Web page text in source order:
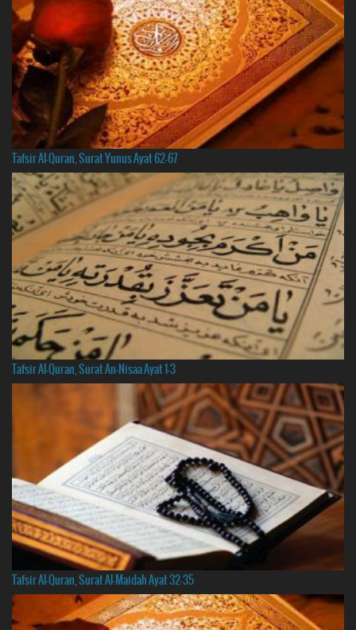
Tafsir Al-Quran, Surat Yunus Ayat 62-67
Tafsir Al-Quran, Surat An-Nisaa Ayat 1-3
Tafsir Al-Quran, Surat Al-Maidah Ayat 32-35